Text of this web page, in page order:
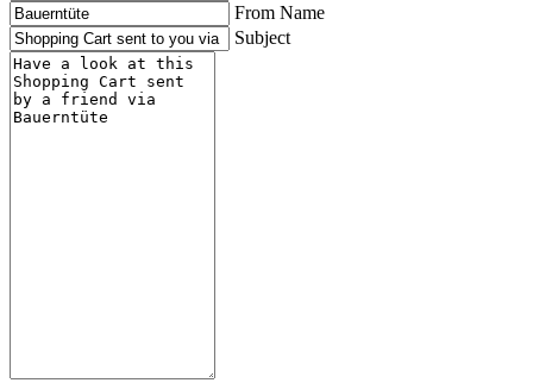
From Name
Subject